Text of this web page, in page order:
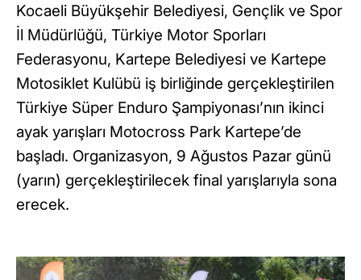
Kocaeli Büyükşehir Belediyesi, Gençlik ve Spor
İl Müdürlüğü, Türkiye Motor Sporları
Federasyonu, Kartepe Belediyesi ve Kartepe
Motosiklet Kulübü iş birliğinde gerçekleştirilen
Türkiye Süper Enduro Şampiyonası’nın ikinci
ayak yarışları Motocross Park Kartepe’de
başladı. Organizasyon, 9 Ağustos Pazar günü
(yarın) gerçekleştirilecek final yarışlarıyla sona
erecek.